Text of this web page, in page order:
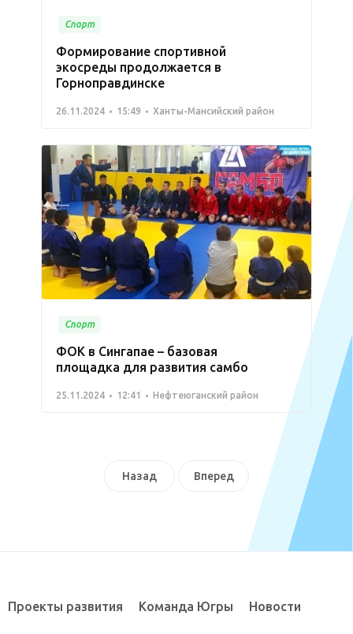
Спорт
Формирование спортивной
экосреды продолжается в
Горноправдинске
26.11.2024 15:49 Ханты-Мансийский район
Спорт
ФОК в Сингапае – базовая
площадка для развития самбо
25.11.2024 12:41 Нефтеюганский район
Назад Вперед
Проекты развития Команда Югры Новости